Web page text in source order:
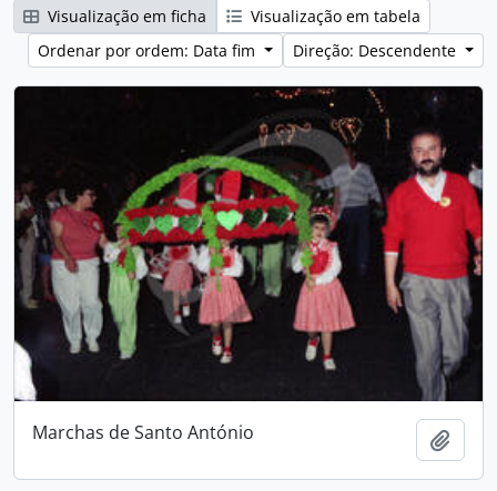
Visualização em ficha
Visualização em tabela
Ordenar por ordem: Data fim
Direção: Descendente
Marchas de Santo António